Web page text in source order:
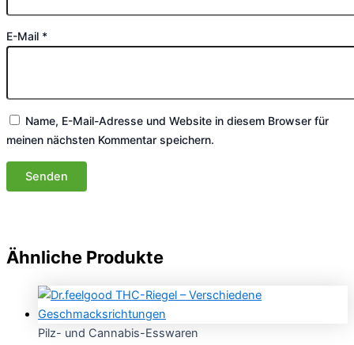
E-Mail *
Name, E-Mail-Adresse und Website in diesem Browser für
meinen nächsten Kommentar speichern.
Ähnliche Produkte
Pilz- und Cannabis-Esswaren